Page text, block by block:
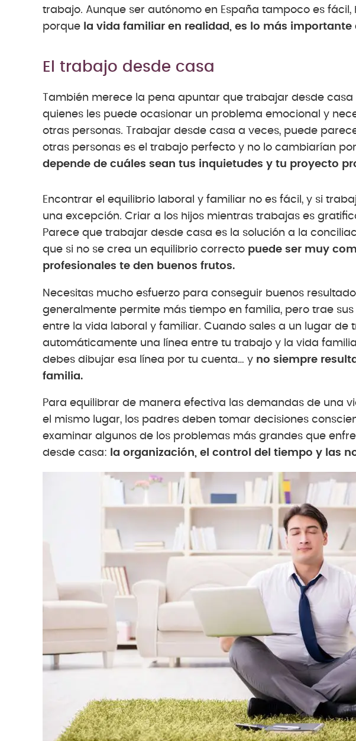
trabajo. Aunque ser autónomo en España tampoco es
porque la vida familiar en realidad, es lo más importante
El trabajo desde casa
También merece la pena apuntar que trabajar desde
quienes les puede ocasionar un problema emocional y
otras personas. Trabajar desde casa a veces, puede
otras personas es el trabajo perfecto y no lo cambiarían
depende de cuáles sean tus inquietudes y tu proyecto
Encontrar el equilibrio laboral y familiar no es fácil, y si
una excepción. Criar a los hijos mientras trabajas es
Parece que trabajar desde casa es la solución a la
que si no se crea un equilibrio correcto puede ser muy
profesionales te den buenos frutos.
Necesitas mucho esfuerzo para conseguir buenos
generalmente permite más tiempo en familia, pero trae
entre la vida laboral y familiar. Cuando sales a un lugar de
automáticamente una línea entre tu trabajo y la vida
debes dibujar esa línea por tu cuenta… y no siempre
familia.
Para equilibrar de manera efectiva las demandas de una
el mismo lugar, los padres deben tomar decisiones
examinar algunos de los problemas más grandes que
desde casa:
la organización, el control del tiempo y las